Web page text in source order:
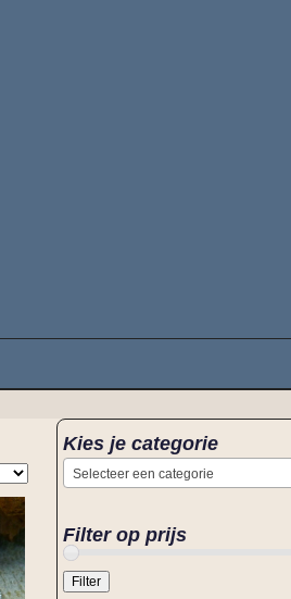
Kies je categorie
Selecteer een categorie
Filter op prijs
Filter